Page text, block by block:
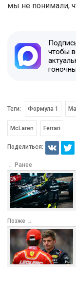
мы не понимали,
чтобы
Теги: Формула 1
McLaren Ferrari
Поделиться:
← Ранее
Позже →